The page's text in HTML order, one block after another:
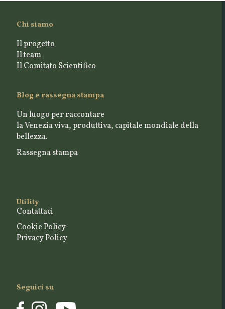
Chi siamo
Il progetto
Il team
Il Comitato Scientifico
Blog e rassegna stampa
Un luogo per raccontare
la Venezia viva, produttiva, capitale mondiale della
bellezza.
Rassegna stampa
Utility
Contattaci
Cookie Policy
Privacy Policy
Seguici su